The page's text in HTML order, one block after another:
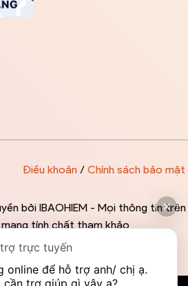
bởi IBAOHIEM - Mọi thông tin trên
tính chất tham khảo
Điều khoản/ Chính sách bảo mật
trực tuyến
online để hỗ trợ anh/ chị ạ.
cần trợ giúp gì vậy ạ?